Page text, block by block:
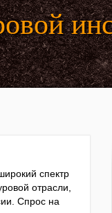
спектр
отрасли,
Спрос на